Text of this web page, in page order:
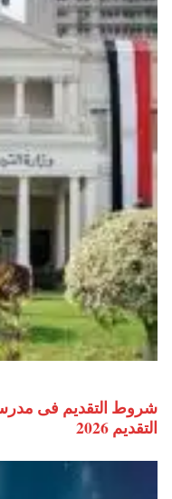
شروط التقديم فى
التقديم 2026